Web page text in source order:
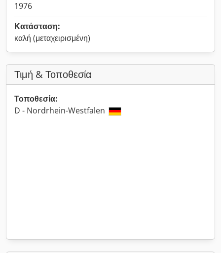
1976
Κατάσταση:
καλή (μεταχειρισμένη)
Τιμή & Τοποθεσία
Τοποθεσία:
D - Nordrhein-Westfalen